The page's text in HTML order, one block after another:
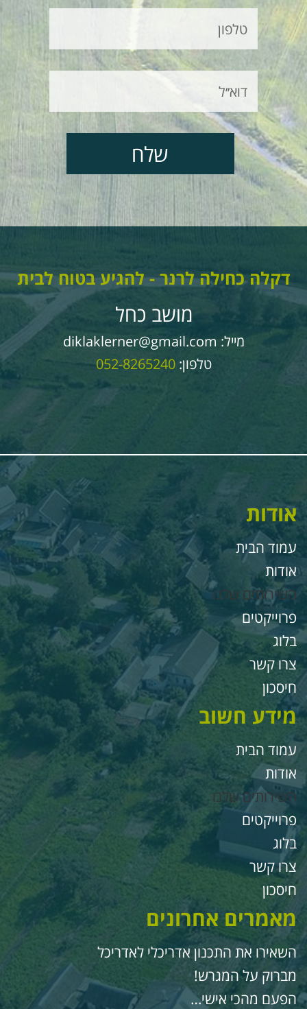
דקלה כחילה לרנר - להגיע בטוח לבית
מושב כחל
מייל:diklaklerner@gmail.com
טלפון:052-8265240
הבית
שלנו
קשר
חשוב
הבית
שלנו
קשר
אחרונים
את התכנון אדריכלי לאדריכל
על המגרש!
מהכי אישי…